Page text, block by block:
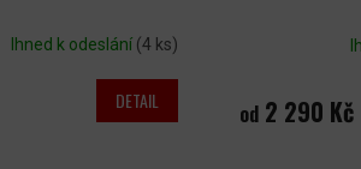
Ihned k odeslání (4 ks)
DETAIL od2 290 Kč